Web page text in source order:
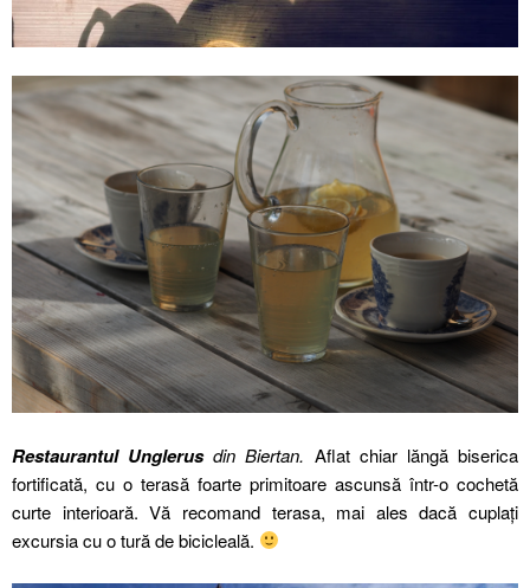
Restaurantul Unglerusdin Biertan. Aflat chiar lăngă biserica
fortificată, cu o terasă foarte primitoare ascunsă într-o cochetă
curte interioară. Vă recomand terasa, mai ales dacă cuplați
excursia cu o tură de bicicleală.